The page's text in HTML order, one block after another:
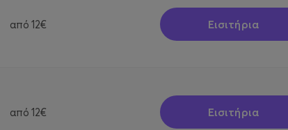
από 12€ Εισιτήρια
από 12€ Εισιτήρια